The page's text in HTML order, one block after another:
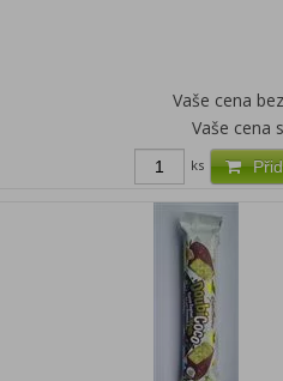
Vaše cena
Vaše cena
ks